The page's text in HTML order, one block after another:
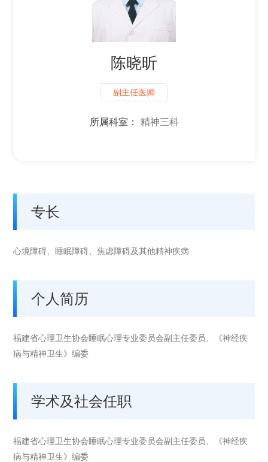
陈晓昕
副主任医师
所属科室： 精神三科
专长
心境障碍、睡眠障碍、焦虑障碍及其他精神疾病
个人简历
福建省心理卫生协会睡眠心理专业委员会副主任委员、《神经疾
病与精神卫生》编委
学术及社会任职
福建省心理卫生协会睡眠心理专业委员会副主任委员、《神经疾
病与精神卫生》编委